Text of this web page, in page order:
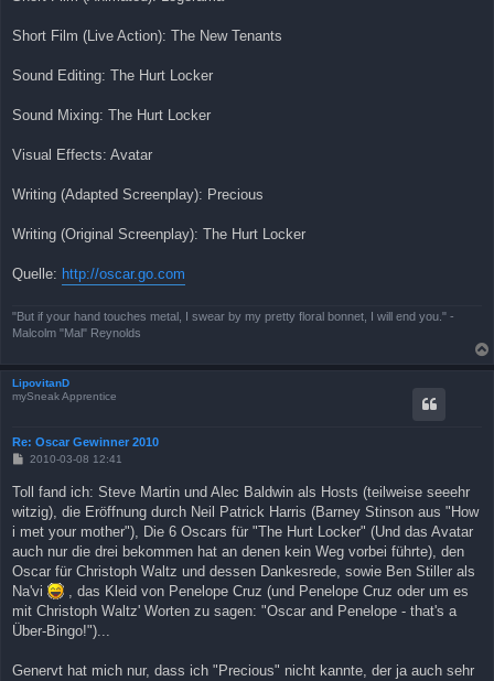
Short Film (Live Action): The New Tenants
Sound Editing: The Hurt Locker
Sound Mixing: The Hurt Locker
Visual Effects: Avatar
Writing (Adapted Screenplay): Precious
Writing (Original Screenplay): The Hurt Locker
Quelle: http://oscar.go.com
"But if your hand touches metal, I swear by my pretty floral bonnet, I will end you." -
Malcolm "Mal" Reynolds
LipovitanD
mySneak Apprentice
Re: Oscar Gewinner 2010
B
t
r
g
2010-03-08 12:41
Toll fand ich: Steve Martin und Alec Baldwin als Hosts (teilweise seeehr
witzig), die Eröffnung durch Neil Patrick Harris (Barney Stinson aus "How
i met your mother"), Die 6 Oscars für "The Hurt Locker" (Und das Avatar
auch nur die drei bekommen hat an denen kein Weg vorbei führte), den
Oscar für Christoph Waltz und dessen Dankesrede, sowie Ben Stiller als
Na'vi
, das Kleid von Penelope Cruz (und Penelope Cruz oder um es
mit Christoph Waltz' Worten zu sagen: "Oscar and Penelope - that's a
Über-Bingo!")...
Genervt hat mich nur, dass ich "Precious" nicht kannte, der ja auch sehr